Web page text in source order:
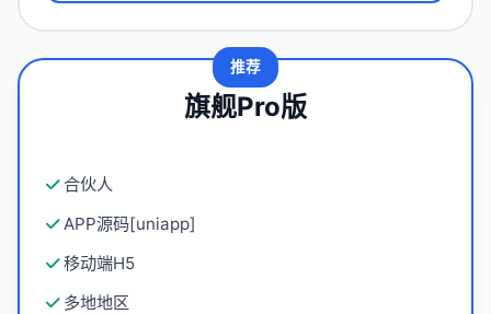
推荐
旗舰Pro版
合伙人
APP源码[uniapp]
移动端H5
多地地区